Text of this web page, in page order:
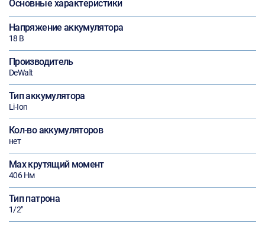
Основные характеристики
Напряжение аккумулятора
18 В
Производитель
DeWalt
Тип аккумулятора
Li-Ion
Кол-во аккумуляторов
нет
Max крутящий момент
406 Нм
Тип патрона
1/2"